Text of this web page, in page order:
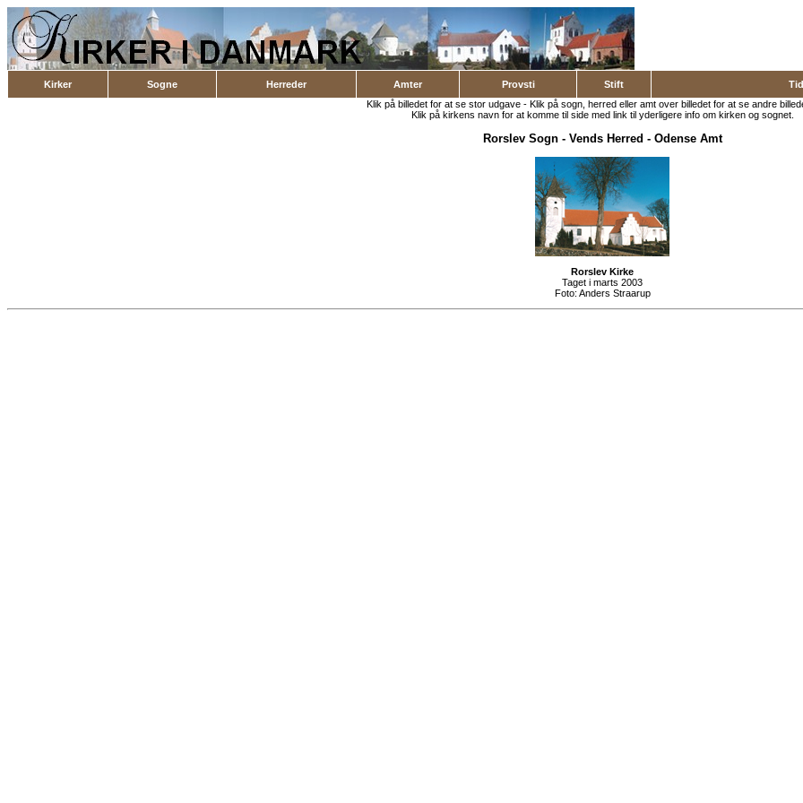
Kirker Sogne Herreder Amter Provsti Stift
Klik på billedet for at se stor udgave - Klik på sogn, herred eller amt over billedet for at se andre
Klik på kirkens navn for at komme til side med link til yderligere info om kirken og sognet.
Rorslev Sogn- Vends Herred - Odense Amt
Rorslev Kirke
Taget i marts 2003
Foto: Anders Straarup